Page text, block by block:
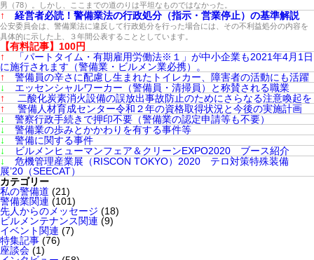
男（78）。しかし、ここまでの道のりは平坦なものではなかった。
↑ 経営者必読！警備業法の行政処分（指示・営業停止）の基準解説
公安委員会は、警備業法に違反して行政処分を行った場合には、その不利益処分の内容を
具体的に示した上、３年間公表することとしています。
【有料記事】100円
↑
「パートタイム・有期雇用労働法※１」が中小企業も2021年4月1日
に施行されます（警備業・ビルメン業必携）。
↑
警備員の辛さに配慮し生まれたトイレカー、障害者の活動にも活躍
↓
エッセンシャルワーカー（警備員・清掃員）と称賛される職業
↑
二酸化炭素消火設備の誤放出事故防止のためにさらなる注意喚起を
↑
警備人材育成センター令和２年の資格取得状況と今後の実施計画
↓
警察行政手続きで押印不要（警備業の認定申請等も不要）
↓
警備業の歩みとかかわりを有する事件等
↓
警備に関する事件
↓
ビルメンヒューマンフェア＆クリーンEXPO2020 ブース紹介
↓
危機管理産業展（RISCON TOKYO）2020 テロ対策特殊装備
展’20（SEECAT）
カテゴリー
私の警備道 (21)
警備業関連 (101)
先人からのメッセージ (18)
ビルメンテナンス関連 (9)
イベント関連 (7)
特集記事 (76)
座談会 (1)